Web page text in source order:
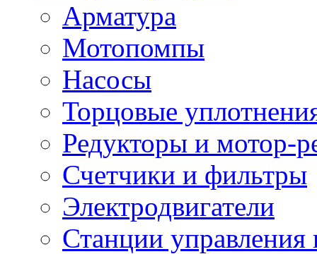
Арматура
Мотопомпы
Насосы
Торцовые
Редукторы и мотор-
Счетчики и фильтры
Электродвигатели
Станции управления